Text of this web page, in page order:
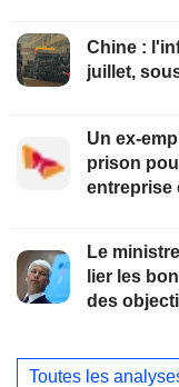
Chine :
juillet,
Un ex-
prison
entreprise
Le
lier les
des
Toutes les